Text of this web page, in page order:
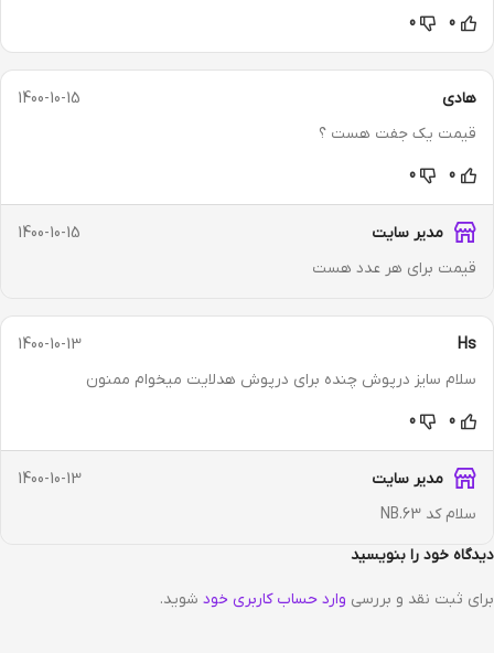
0
0
هادی
1400-10-15
قیمت یک جفت هست ؟
0
0
مدیر سایت
1400-10-15
قیمت برای هر عدد هست
Hs
1400-10-13
سلام سایز درپوش چنده برای درپوش هدلایت میخوام ممنون
0
0
مدیر سایت
1400-10-13
سلام کد NB.63
دیدگاه خود را بنویسید
برای ثبت نقد و بررسی وارد حساب کاربری خود شوید.